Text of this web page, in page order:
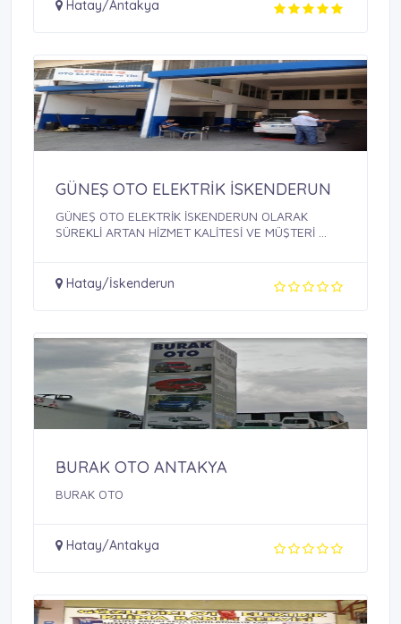
Hatay/Antakya
GÜNEŞ OTO ELEKTRİK İSKENDERUN
GÜNEŞ OTO ELEKTRİK İSKENDERUN OLARAK
SÜREKLİ ARTAN HİZMET KALİTESİ VE MÜŞTERİ ...
Hatay/İskenderun
BURAK OTO ANTAKYA
BURAK OTO
Hatay/Antakya